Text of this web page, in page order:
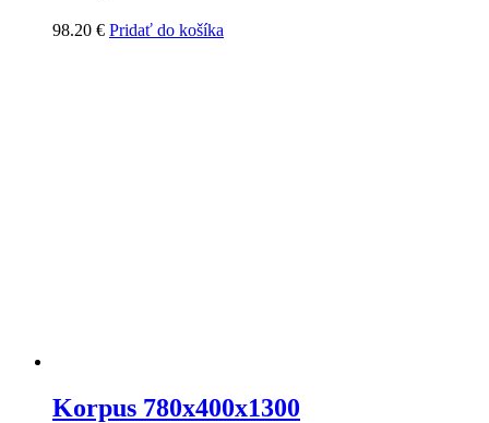
98.20 € Pridať do košíka
Korpus 780x400x1300